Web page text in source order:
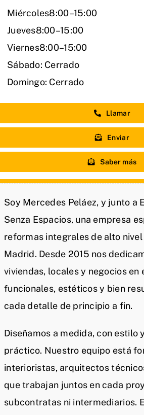
Soy Mercedes Peláez, y junto a
Senza Espacios, una empresa
reformas integrales de alto nivel
Madrid. Desde 2015 nos
viviendas, locales y negocios en
funcionales, estéticos y bien
cada detalle de principio a fin.
Diseñamos a medida, con estilo
práctico. Nuestro equipo está
interioristas, arquitectos
que trabajan juntos en cada
subcontratas ni intermediarios.
Miércoles8:00–15:00
Jueves8:00–15:00
Viernes8:00–15:00
Sábado: Cerrado
Domingo: Cerrado
Llamar
Enviar
Saber más